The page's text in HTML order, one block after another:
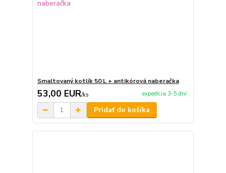
Smaltovaný kotlík 50 L + antikórová naberačka
53,00 EUR/ks expedícia 3-5 dní
Pridať do košíka